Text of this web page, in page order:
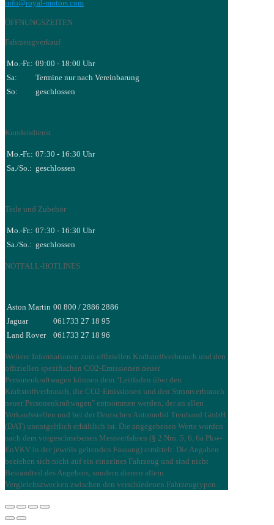
info@royal-motors.com
ÖFFNUNGSZEITEN
Fahrzeugverkauf
Mo.-Fr.: 09:00 - 18:00 Uhr
Sa:
Termine nur nach Vereinbarung
So:
geschlossen
Kundendienst
Mo.-Fr.: 07:30 - 16:30 Uhr
Sa./So.: geschlossen
Teile und Zubehör
Mo.-Fr.: 07:30 - 16:30 Uhr
Sa./So.: geschlossen
NOTFALL-HOTLINES
Aston Martin 00 800 / 2886 2886
Jaguar
061733 27 18 95
Land Rover
061733 27 18 96
Weitere Informationen zum offiziellen Kraftstoffverbrauch und den
offiziellen spezifischen CO2-Emissionen neuer
Personenkraftwagen können dem "Leitfaden über den
Kraftstoffverbrauch, die CO2-Emissionen und den Stromverbrauch
neuer Personenkraftwagen" entnommen werden, der an allen
Verkaufsstellen und bei der Deutschen Automobil Treuhand GmbH
(DAT) unentgeltlich erhältlich ist. Die angegebenen Werte wurden
nach dem vorgeschriebenen Messverfahren (§ 2 Nrn. 5, 6, 6a Pkw-
EnVKV in der jeweils geltenden Fassung) ermittelt. Die Angaben
beziehen sich nicht auf ein einzelnes Fahrzeug und sind nicht
Bestandteil des Angebots, sondern dienen allein
Vergleichszwecken zwischen den verschiedenen Fahrzeugtypen.